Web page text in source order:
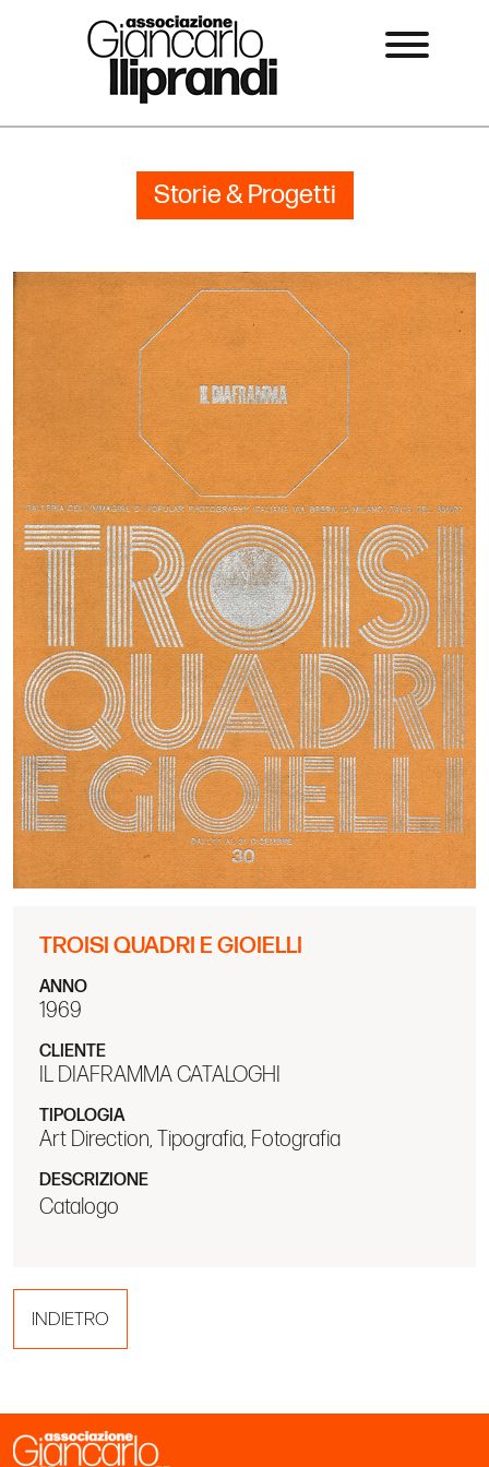
Storie & Progetti
TROISI QUADRI E GIOIELLI
ANNO
1969
CLIENTE
IL DIAFRAMMA CATALOGHI
TIPOLOGIA
Art Direction, Tipografia, Fotografia
DESCRIZIONE
Catalogo
INDIETRO